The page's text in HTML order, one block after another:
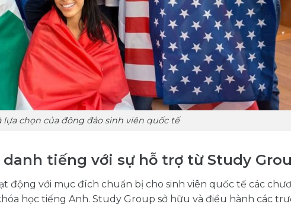
lựa chọn của đông đảo sinh viên quốc tế
tiếng với sự hỗ trợ từ Study
động với mục đích chuẩn bị cho sinh viên quốc tế các
học tiếng Anh. Study Group sở hữu và điều hành các